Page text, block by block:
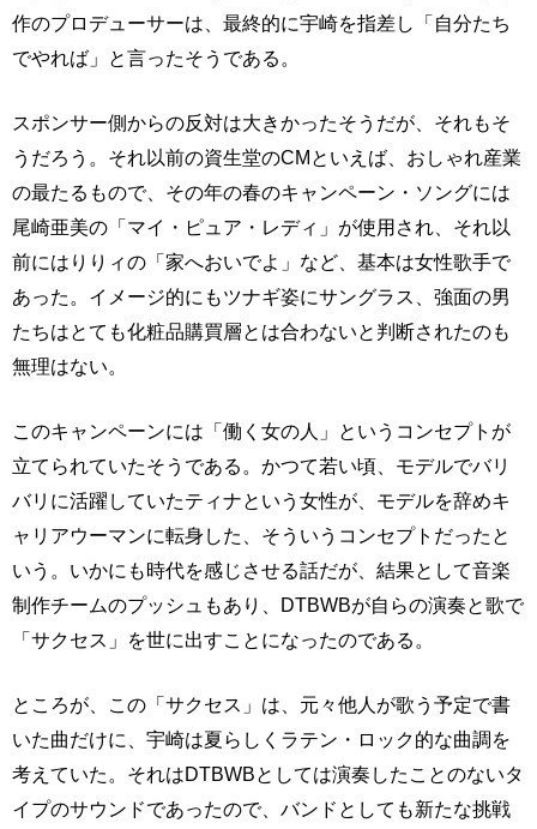
作のプロデューサーは、最終的に宇崎を指差し「自分たち
でやれば」と言ったそうである。
スポンサー側からの反対は大きかったそうだが、それもそ
うだろう。それ以前の資生堂のCMといえば、おしゃれ産業
の最たるもので、その年の春のキャンペーン・ソングには
尾崎亜美の「マイ・ピュア・レディ」が使用され、それ以
前にはりりィの「家へおいでよ」など、基本は女性歌手で
あった。イメージ的にもツナギ姿にサングラス、強面の男
たちはとても化粧品購買層とは合わないと判断されたのも
無理はない。
このキャンペーンには「働く女の人」というコンセプトが
立てられていたそうである。かつて若い頃、モデルでバリ
バリに活躍していたティナという女性が、モデルを辞めキ
ャリアウーマンに転身した、そういうコンセプトだったと
いう。いかにも時代を感じさせる話だが、結果として音楽
制作チームのプッシュもあり、DTBWBが自らの演奏と歌で
「サクセス」を世に出すことになったのである。
ところが、この「サクセス」は、元々他人が歌う予定で書
いた曲だけに、宇崎は夏らしくラテン・ロック的な曲調を
考えていた。それはDTBWBとしては演奏したことのないタ
イプのサウンドであったので、バンドとしても新たな挑戦